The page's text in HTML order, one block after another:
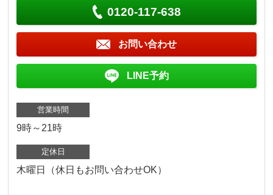
0120-117-638
お問い合わせ
LINE予約
営業時間
9時～21時
定休日
木曜日（休日もお問い合わせOK）